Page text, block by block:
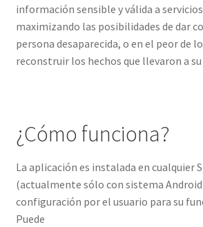
información sensible y válida a
maximizando las posibilidades de dar
persona desaparecida, o en el peor de
reconstruir los hechos que llevaron a
¿Cómo funciona?
La aplicación es instalada en cualquier
(actualmente sólo con sistema
configuración por el usuario para su
Puede